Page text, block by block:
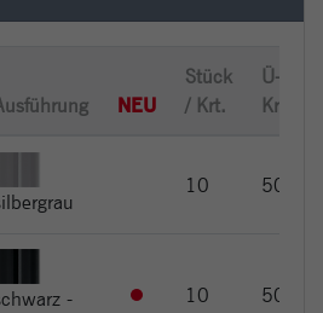
NEU
Stück
/ Krt.
Ü-
Krt.
10 50
-
10 50